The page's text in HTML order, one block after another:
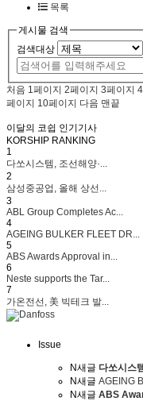
목록
게시물 검색
검색대상
처음 1 페이지 2페이지 3페이지 4
페이지 10페이지 다음 맨끝
이달의 코쉽 인기기사
KORSHIP RANKING
1
다쏘시스템, 조선해양·...
2
삼성중공업, 올해 상선...
3
ABL Group Completes Ac...
4
AGEING BULKER FLEET DR...
5
ABS Awards Approval in...
6
Neste supports the Tar...
7
가온전선, 美 빅테크 발...
Issue
N새글 다쏘시스
N새글 AGEING
N새글 ABS